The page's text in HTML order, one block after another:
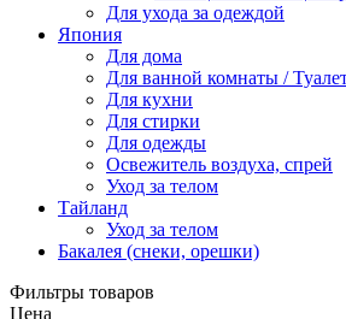
Для ухода за одеждой
Япония
Для дома
Для ванной комнаты /
Для кухни
Для стирки
Для одежды
Освежитель воздуха, спрей
Уход за телом
Тайланд
Уход за телом
Бакалея (снеки, орешки)
Фильтры товаров
Цена